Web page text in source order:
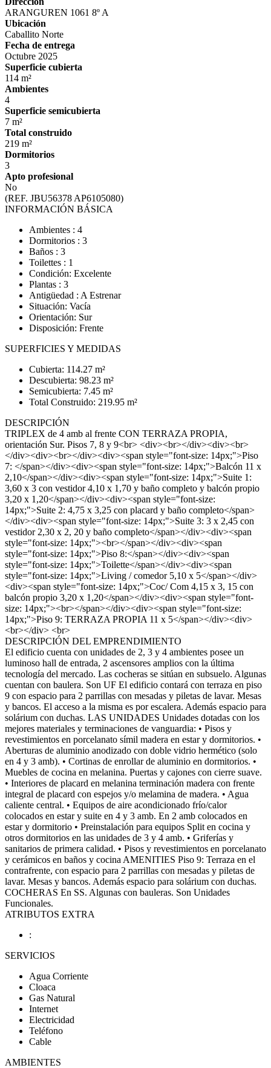
ARANGUREN 1061 8º A
Ubicación
Caballito Norte
Fecha de entrega
Octubre 2025
Superficie cubierta
114 m²
Ambientes
4
Superficie semicubierta
7 m²
Total construido
219 m²
Dormitorios
3
Apto profesional
No
(REF. JBU56378 AP6105080)
INFORMACIÓN BÁSICA
Ambientes : 4
Dormitorios : 3
Baños : 3
Toilettes : 1
Condición: Excelente
Plantas : 3
Antigüedad : A Estrenar
Situación: Vacía
Orientación: Sur
Disposición: Frente
SUPERFICIES Y MEDIDAS
Cubierta: 114.27 m²
Descubierta: 98.23 m²
Semicubierta: 7.45 m²
Total Construido: 219.95 m²
DESCRIPCIÓN
TRIPLEX de 4 amb al frente CON TERRAZA PROPIA,
orientación Sur. Pisos 7, 8 y 9<br> <div><br></div><div><br>
</div><div><br></div><div><span style="font-size: 14px;">Piso
7: </span></div><div><span style="font-size: 14px;">Balcón 11 x
2,10</span></div><div><span style="font-size: 14px;">Suite 1:
3,60 x 3 con vestidor 4,10 x 1,70 y baño completo y balcón propio
3,20 x 1,20</span></div><div><span style="font-size:
14px;">Suite 2: 4,75 x 3,25 con placard y baño completo</span>
</div><div><span style="font-size: 14px;">Suite 3: 3 x 2,45 con
vestidor 2,30 x 2, 20 y baño completo</span></div><div><span
style="font-size: 14px;"><br></span></div><div><span
style="font-size: 14px;">Piso 8:</span></div><div><span
style="font-size: 14px;">Toilette</span></div><div><span
style="font-size: 14px;">Living / comedor 5,10 x 5</span></div>
<div><span style="font-size: 14px;">Coc/ Com 4,15 x 3, 15 con
balcón propio 3,20 x 1,20</span></div><div><span style="font-
size: 14px;"><br></span></div><div><span style="font-size:
14px;">Piso 9: TERRAZA PROPIA 11 x 5</span></div><div>
<br></div> <br>
DESCRIPCIÓN DEL EMPRENDIMIENTO
El edificio cuenta con unidades de 2, 3 y 4 ambientes posee un
luminoso hall de entrada, 2 ascensores amplios con la última
tecnología del mercado. Las cocheras se sitúan en subsuelo. Algunas
cuentan con baulera. Son UF El edificio contará con terraza en piso
9 con espacio para 2 parrillas con mesadas y piletas de lavar. Mesas
y bancos. El acceso a la misma es por escalera. Además espacio para
solárium con duchas. LAS UNIDADES Unidades dotadas con los
mejores materiales y terminaciones de vanguardia: • Pisos y
revestimientos en porcelanato símil madera en estar y dormitorios. •
Aberturas de aluminio anodizado con doble vidrio hermético (solo
en 4 y 3 amb). • Cortinas de enrollar de aluminio en dormitorios. •
Muebles de cocina en melanina. Puertas y cajones con cierre suave.
• Interiores de placard en melanina terminación madera con frente
integral de placard con espejos y/o melamina de madera. • Agua
caliente central. • Equipos de aire acondicionado frío/calor
colocados en estar y suite en 4 y 3 amb. En 2 amb colocados en
estar y dormitorio • Preinstalación para equipos Split en cocina y
otros dormitorios en las unidades de 3 y 4 amb. • Griferías y
sanitarios de primera calidad. • Pisos y revestimientos en porcelanato
y cerámicos en baños y cocina AMENITIES Piso 9: Terraza en el
contrafrente, con espacio para 2 parrillas con mesadas y piletas de
lavar. Mesas y bancos. Además espacio para solárium con duchas.
COCHERAS En SS. Algunas con bauleras. Son Unidades
Funcionales.
ATRIBUTOS EXTRA
:
SERVICIOS
Agua Corriente
Cloaca
Gas Natural
Internet
Electricidad
Teléfono
Cable
AMBIENTES